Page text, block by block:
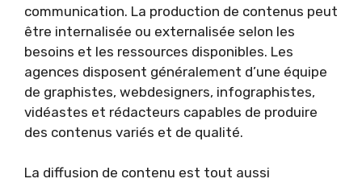
communication. La production de contenus peut
être internalisée ou externalisée selon les
besoins et les ressources disponibles. Les
agences disposent généralement d’une équipe
de graphistes, webdesigners, infographistes,
vidéastes et rédacteurs capables de produire
des contenus variés et de qualité.
La diffusion de contenu est tout aussi